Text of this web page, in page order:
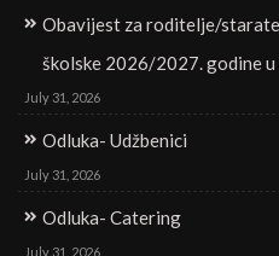
Obavijest za roditelje/
školske 2026/2027. godine u
July 31, 2026
Odluka- Udžbenici
July 31, 2026
Odluka- Catering
July 31, 2026